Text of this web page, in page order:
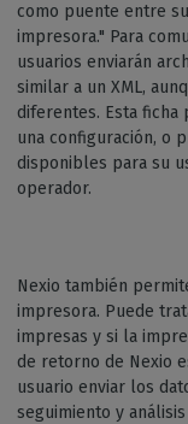
como puente entre
impresora." Para
usuarios enviarán
similar a un XML,
diferentes. Esta ficha
una configuración, o
disponibles para su
operador.
Nexio también
impresora. Puede
impresas y si la
de retorno de Nexio
usuario enviar los
seguimiento y